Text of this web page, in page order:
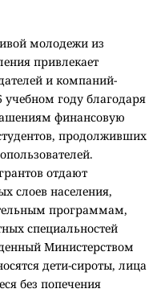
молодежи из
привлекает
и компаний-
учебном году благодаря
финансовую
продолживших
отдают
слоев населения,
программам,
специальностей
Министерством
дети-сироты, лица
без попечения